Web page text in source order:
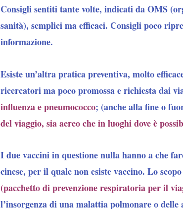
Consigli sentiti tante volte, indicati da OMS
sanità), semplici ma efficaci. Consigli poco
informazione.
Esiste un’altra pratica preventiva, molto
ricercatori ma poco promossa e richiesta dai
influenza e pneumococco; (anche alla fine o
del viaggio, sia aereo che in luoghidove è
I due vaccini in questione nulla hanno a che
cinese, per il quale non esiste vaccino. Lo
(pacchetto di prevenzione respiratoria per il
l’insorgenza di una malattia polmonare o